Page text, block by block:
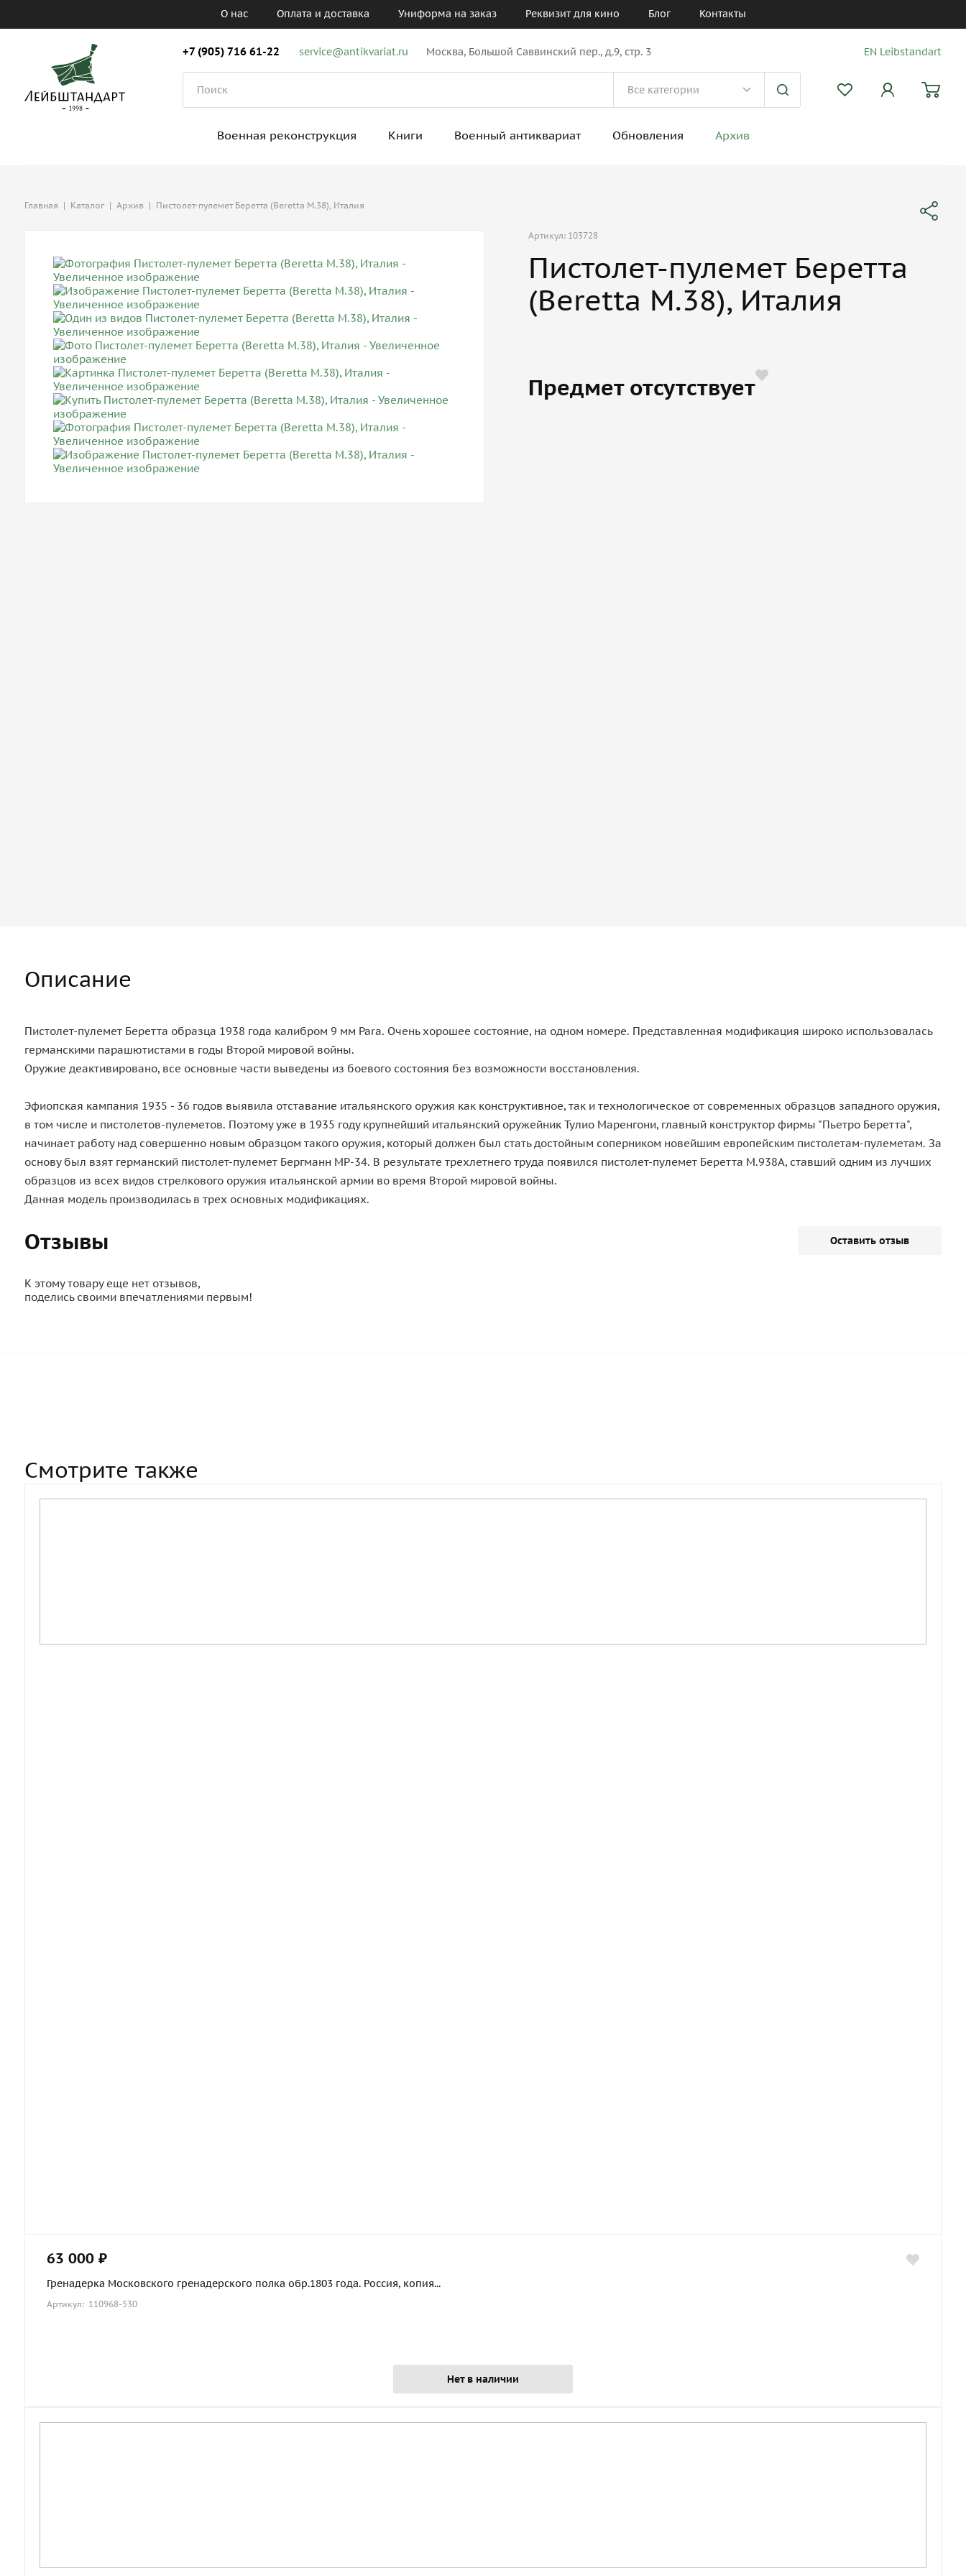
О нас Оплата и доставка Униформа на заказ Реквизит для кино Блог Контакты
+7 (905) 716 61-22 service@antikvariat.ru Москва, Большой Саввинский пер., д.9, стр. 3 EN Leibstandart
Военная реконструкция Книги Военный антиквариат Обновления Архив
Главная | Каталог | Архив | Пистолет-пулемет Беретта (Beretta М.38), Италия
Артикул: 103728
Пистолет-пулемет Беретта
(Beretta М.38), Италия
Предмет отсутствует
Описание
Пистолет-пулемет Беретта образца 1938 года калибром 9 мм Para. Очень хорошее состояние, на одном номере. Представленная модификация широко использовалась
германскими парашютистами в годы Второй мировой войны.
Оружие деактивировано, все основные части выведены из боевого состояния без возможности восстановления.
Эфиопская кампания 1935 - 36 годов выявила отставание итальянского оружия как конструктивное, так и технологическое от современных образцов западного оружия,
в том числе и пистолетов-пулеметов. Поэтому уже в 1935 году крупнейший итальянский оружейник Тулио Маренгони, главный конструктор фирмы "Пьетро Беретта",
начинает работу над совершенно новым образцом такого оружия, который должен был стать достойным соперником новейшим европейским пистолетам-пулеметам. За
основу был взят германский пистолет-пулемет Бергманн МР-34. В результате трехлетнего труда появился пистолет-пулемет Беретта М.938А, ставший одним из лучших
образцов из всех видов стрелкового оружия итальянской армии во время Второй мировой войны.
Данная модель производилась в трех основных модификациях.
Отзывы Оставить отзыв
К этому товару еще нет отзывов,
поделись своими впечатлениями первым!
Смотрите также
63 000 ₽
Гренадерка Московского гренадерского полка обр.1803 года. Россия, копия...
Артикул: 110968-530
Нет в наличии